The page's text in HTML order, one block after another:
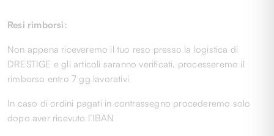
Resi rimborsi:
Non appena riceveremo il tuo reso presso la logistica di
DRESTIGE e gli articoli saranno verificati, processeremo il
rimborso entro 7 gg lavorativi
In caso di ordini pagati in contrassegno procederemo solo
dopo aver ricevuto l’IBAN